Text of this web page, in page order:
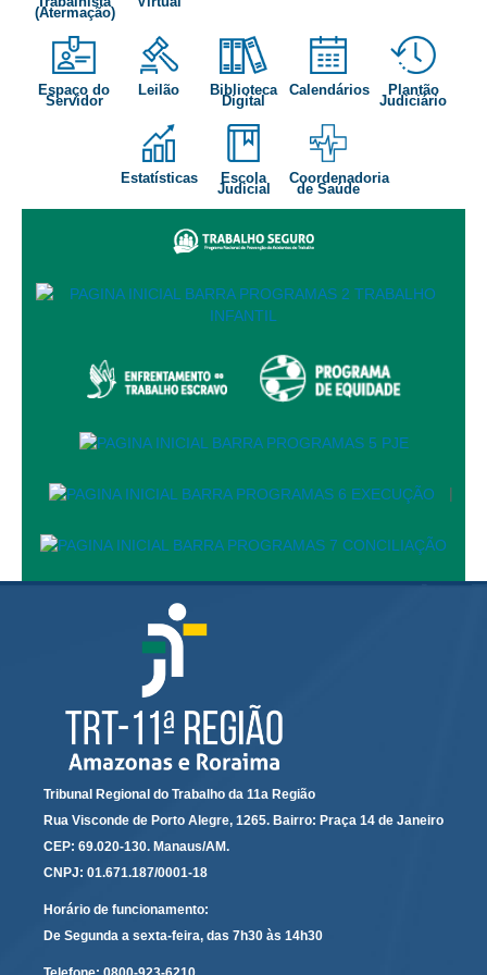
Audiências e Sessões
Calendário das Sessões da 1ª Turma 2026
Calendário de Sessões da 2ª Turma - 2026
Calendário das Sessões da 3ª Turma 2026
Calendário das Sessões do Pleno e Especializadas 2026
Carta de Serviços ao Cidadão
Cadastro de Peritos, Tradutores e Intérpretes
Calendário Geral
Calendário de Eventos
Calendário das Correições
Contas abertas em nome dos beneficiários
Diários Eletrônicos
e-Doc
Espaço do Servidor
Guias de recolhimento
Leilão Público
Mapa do site
META 9 do CNJ
Pauta Digital
(Atermação)
Espaço do
Servidor
Leilão Biblioteca
Digital
Calendários Plantão
Judiciário
Estatísticas Escola
Judicial
Coordenadoria
de Saúde
|
Tribunal Regional do Trabalho da 11a Região
Rua Visconde de Porto Alegre, 1265. Bairro: Praça 14 de Janeiro
CEP: 69.020-130. Manaus/AM.
CNPJ: 01.671.187/0001-18
Horário de funcionamento:
De Segunda a sexta-feira, das 7h30 às 14h30